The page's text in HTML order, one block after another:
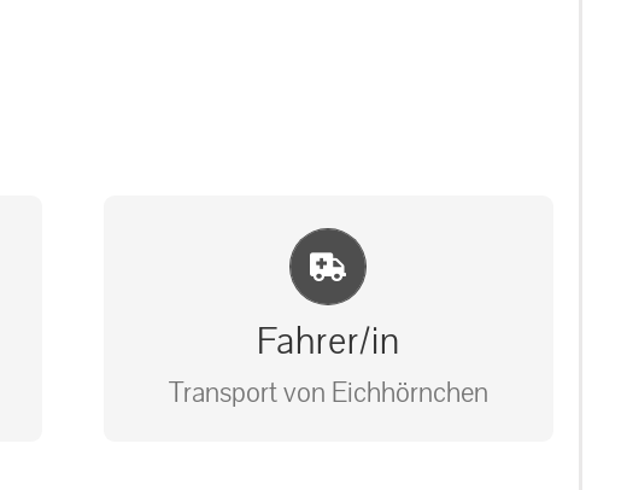
Fahrer/in
Transport von Eichhörnchen
Einlernung und Infos